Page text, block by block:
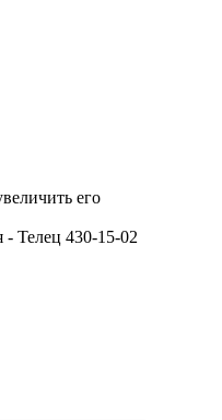
его
- Телец 430-15-02